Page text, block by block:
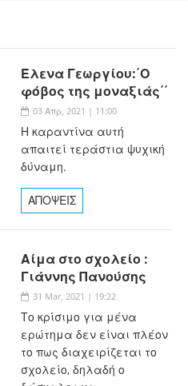
Έλενα Γεωργίου:΄Ο
φόβος της μοναξιάς΄΄
03 Απρ, 2021 | 11:00
Η καραντίνα αυτή
απαιτεί τεράστια ψυχική
δύναμη.
ΑΠΟΨΕΙΣ
Αίμα στο σχολείο :
Γιάννης Πανούσης
31 Mar, 2021 | 19:22
Το κρίσιμο για μένα
ερώτημα δεν είναι πλέον
το πως διαχειρίζεται το
σχολείο, δηλαδή ο